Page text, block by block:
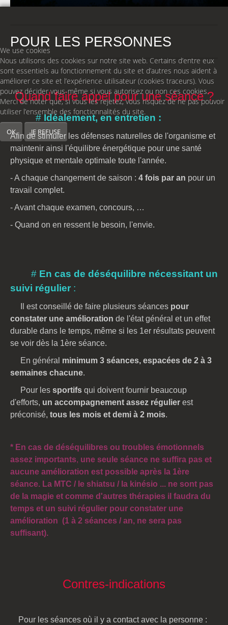
POUR LES PERSONNES
Quand faire appel pour une séance ?
#Idéalement, en entretien :
Afin de stimuler les défenses naturelles de l'organisme et
maintenir ainsi l'équilibre énergétique pour une santé
physique et mentale optimale toute l'année.
- A chaque changement de saison : 4 fois par an pour un
travail complet.
- Avant chaque examen, concours, …
- Quand on en ressent le besoin, l'envie.
# En cas de déséquilibre nécessitant un
suivi régulier :
Il est conseillé de faire plusieurs séances pour
constater une amélioration de l'état général et un effet
durable dans le temps, même si les 1er résultats peuvent
se voir dès la 1ère séance.
En général minimum 3 séances, espacées de 2 à 3
semaines chacune.
Pour les sportifs qui doivent fournir beaucoup
d'efforts, un accompagnement assez régulier est
préconisé, tous les mois et demi à 2 mois.
* En cas de déséquilibres ou troubles émotionnels
assez importants, une seule séance ne suffira pas et
aucune amélioration est possible après la 1ère
séance. La MTC / le shiatsu / la kinésio ... ne sont pas
de la magie et comme d'autres thérapies il faudra du
temps et un suivi régulier pour constater une
amélioration (1 à 2 séances / an, ne sera pas
suffisant).
Contres-indications
Pour les séances où il y a contact avec la personne :
We use cookies
Nous utilisons des cookies sur notre site web. Certains d’entre eux
sont essentiels au fonctionnement du site et d’autres nous aident à
améliorer ce site et l’expérience utilisateur (cookies traceurs). Vous
pouvez décider vous-même si vous autorisez ou non ces cookies.
Merci de noter que, si vous les rejetez, vous risquez de ne pas pouvoir
utiliser l’ensemble des fonctionnalités du site.
OK JE REFUSE